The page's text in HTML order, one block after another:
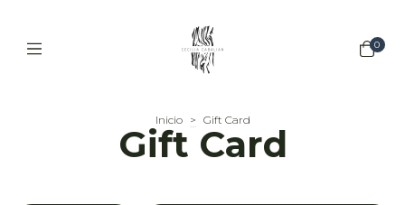
0
Inicio > Gift Card
Gift Card